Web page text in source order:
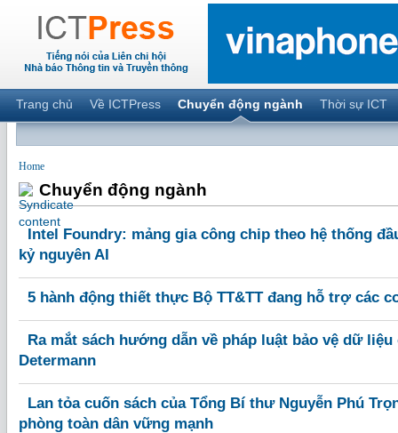
Trang chủ Về ICTPress Chuyển động ngành Thời sự ICT
Home
Chuyển động ngành
Intel Foundry: mảng gia công chip theo hệ thống
kỷ nguyên AI
5 hành động thiết thực Bộ TT&TT đang hỗ trợ các
Ra mắt sách hướng dẫn về pháp luật bảo vệ dữ liệu
Determann
Lan tỏa cuốn sách của Tổng Bí thư Nguyễn Phú
phòng toàn dân vững mạnh